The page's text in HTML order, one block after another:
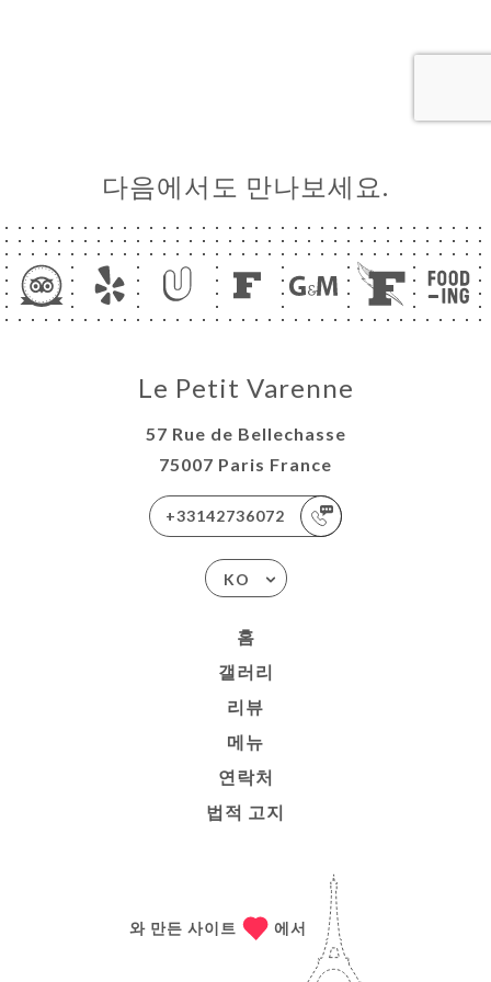
다음에서도 만나보세요.
Le Petit Varenne
57 Rue de Bellechasse
75007 Paris France
+33142736072
KO
홈
갤러리
리뷰
메뉴
연락처
법적 고지
와 만든 사이트 에서